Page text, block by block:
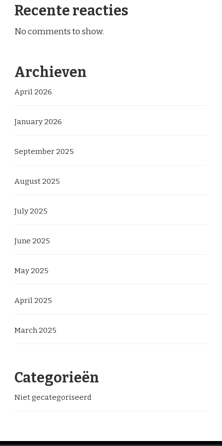
Recente reacties
No comments to show.
Archieven
April 2026
January 2026
September 2025
August 2025
July 2025
June 2025
May 2025
April 2025
March 2025
Categorieën
Niet gecategoriseerd